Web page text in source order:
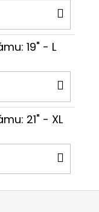
19" - L
21" - XL